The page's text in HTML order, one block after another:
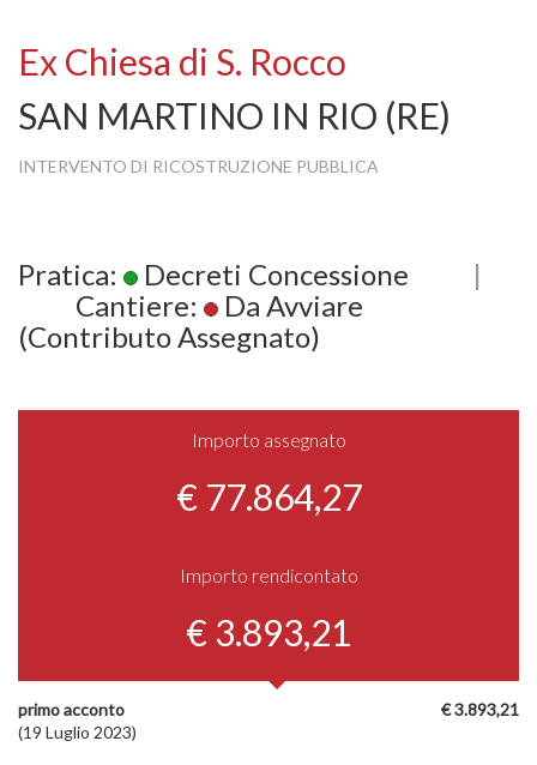
SI
Ex Chiesa di S. Rocco
SAN MARTINO IN RIO (RE)
INTERVENTO DI RICOSTRUZIONE PUBBLICA
Pratica: Decreti Concessione
|
Cantiere:
Da Avviare
(Contributo Assegnato)
Importo assegnato
€ 77.864,27
Importo rendicontato
€ 3.893,21
€ 3.893,21
primo acconto
(19 Luglio 2023)